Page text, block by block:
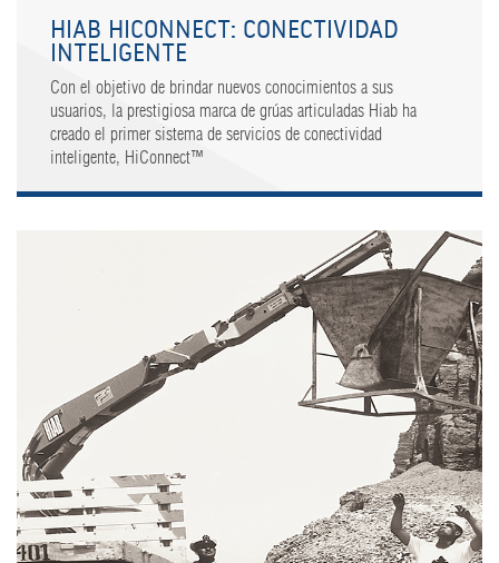
HIAB HICONNECT: CONECTIVIDAD
INTELIGENTE
Con el objetivo de brindar nuevos conocimientos a sus
usuarios, la prestigiosa marca de grúas articuladas Hiab ha
creado el primer sistema de servicios de conectividad
inteligente, HiConnect™